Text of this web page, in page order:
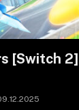
[Switch